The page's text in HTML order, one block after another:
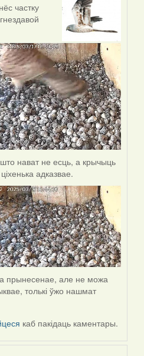
частку
нават не есць, а крычыць
адказвае.
прынесенае, але не можа
толькі ўжо нашмат
каб пакідаць каментары.